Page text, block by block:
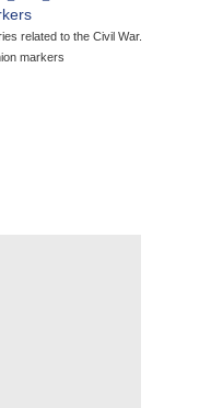
related to the Civil War.
markers